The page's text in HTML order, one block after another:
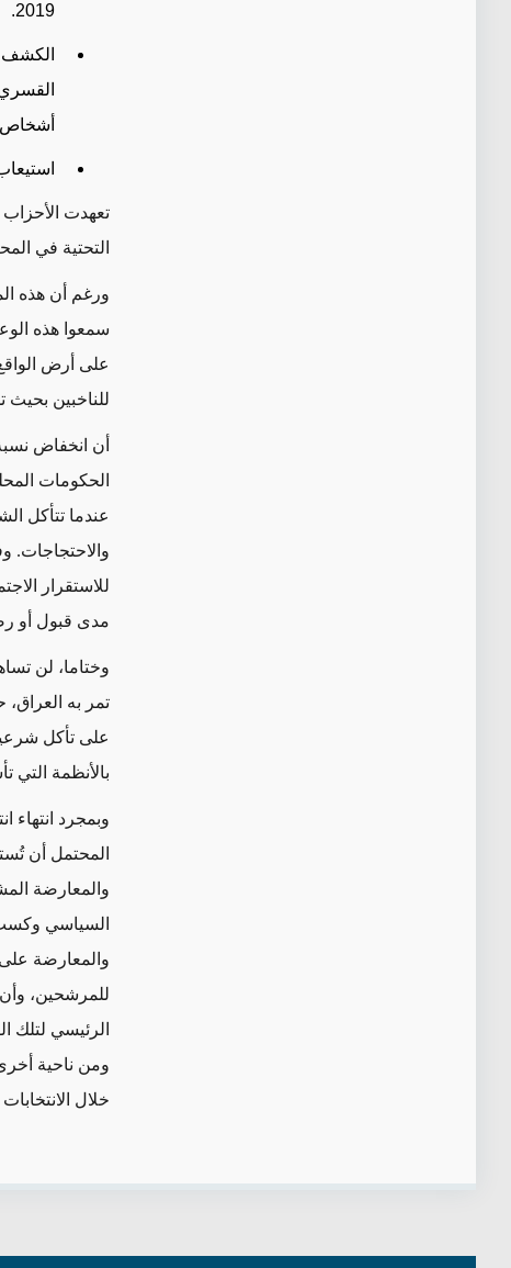
2019.
الكشف
تعهدت الأحزاب
التحتية في
ورغم أن هذه
سمعوا هذه
على أرض
للناخبين بحيث
أن انخفاض
الحكومات
عندما تتأكل
والاحتجاجات.
للاستقرار
مدى قبول أو
وختاما، لن
تمر به
على تأكل
بالأنظمة التي تأسست بعد عام 2003،
وبمجرد
المحتمل أن
والمعارضة
السياسي
والمعارضة على
للمرشحين، وأن
الرئيسي لتلك
ومن ناحية
خلال